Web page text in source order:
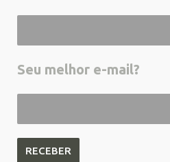
Seu melhor e-mail?